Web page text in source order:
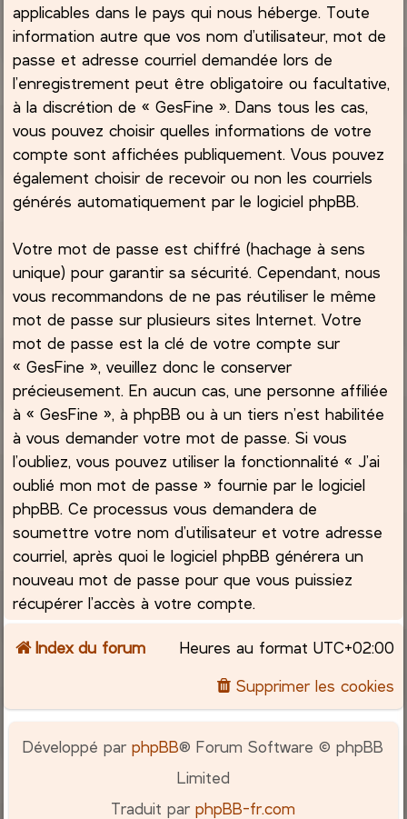
applicables dans le pays qui nous héberge. Toute
information autre que vos nom d’utilisateur, mot de
passe et adresse courriel demandée lors de
l’enregistrement peut être obligatoire ou facultative,
à la discrétion de « GesFine ». Dans tous les cas,
vous pouvez choisir quelles informations de votre
compte sont affichées publiquement. Vous pouvez
également choisir de recevoir ou non les courriels
générés automatiquement par le logiciel phpBB.
Votre mot de passe est chiffré (hachage à sens
unique) pour garantir sa sécurité. Cependant, nous
vous recommandons de ne pas réutiliser le même
mot de passe sur plusieurs sites Internet. Votre
mot de passe est la clé de votre compte sur
« GesFine », veuillez donc le conserver
précieusement. En aucun cas, une personne affiliée
à « GesFine », à phpBB ou à un tiers n’est habilitée
à vous demander votre mot de passe. Si vous
l’oubliez, vous pouvez utiliser la fonctionnalité « J’ai
oublié mon mot de passe » fournie par le logiciel
phpBB. Ce processus vous demandera de
soumettre votre nom d’utilisateur et votre adresse
courriel, après quoi le logiciel phpBB générera un
nouveau mot de passe pour que vous puissiez
récupérer l’accès à votre compte.
Index du forum Heures au format UTC+02:00
Supprimer les cookies
Développé parphpBB® Forum Software © phpBB
Limited
Traduit parphpBB-fr.com